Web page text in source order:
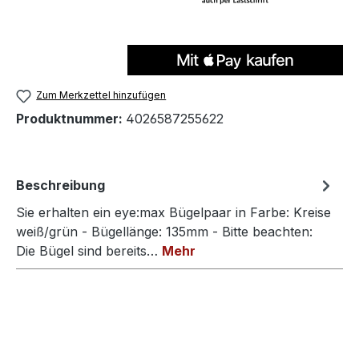
Zum Merkzettel hinzufügen
Produktnummer: 4026587255622
Beschreibung
Sie erhalten ein eye:max Bügelpaar in Farbe: Kreise
weiß/grün - Bügellänge: 135mm - Bitte beachten:
Die Bügel sind bereits… Mehr